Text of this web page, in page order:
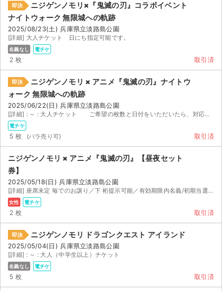
サイト情報
チケットジャム運営会社
チケットジャム利用規約
プライバシーポリシー
特定商取引法に基づく表記
公演登録依頼
不正転売禁止法について
即決
ニジゲンノモリ×『鬼滅の刃』コラボイベント
ナイトウォーク 無限城への軌跡
2025/08/23(土) 兵庫県立淡路島公園
[詳細] 大人チケット 日にち指定可能です。
名義なし 電チケ
2 枚 取引済
即決
ニジゲンノモリ × アニメ『鬼滅の刃』ナイトウ
ォーク 無限城への軌跡
2025/06/22(日) 兵庫県立淡路島公園
[詳細] : ～ : 大人チケット ご希望の枚数と日付をいただいたら、対応可能です
電チケ
5 枚 取引済
ニジゲンノモリ × アニメ『鬼滅の刃』【昼夜セット
券】
2025/05/18(日) 兵庫県立淡路島公園
[詳細] 座席未定 毎でのお譲り／下 桁提示可能／有効期限内名義/初期当選/重複すり替えなし/女性名...
女性 電チケ
2 枚 取引済
即決 ニジゲンノモリ ドラゴンクエスト アイランド
2025/05/04(日) 兵庫県立淡路島公園
[詳細] : ～ : 大人（中学生以上）チケット
名義なし 電チケ
5 枚 取引済